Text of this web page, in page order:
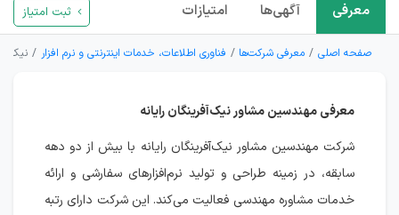
معرفی آگهی‌ها امتیازات ثبت امتیاز
صفحه اصلی معرفی شرکت‌ها فناوری اطلاعات، خدمات اینترنتی و نرم افزار نیک
معرفی مهندسین مشاور نیک‌آفرینگان رایانه
شرکت مهندسین مشاور نیک‌آفرینگان رایانه با بیش از دو دهه
سابقه، در زمینه طراحی و تولید نرم‌افزارهای سفارشی و ارائه
خدمات مشاوره مهندسی فعالیت می‌کند. این شرکت دارای رتبه